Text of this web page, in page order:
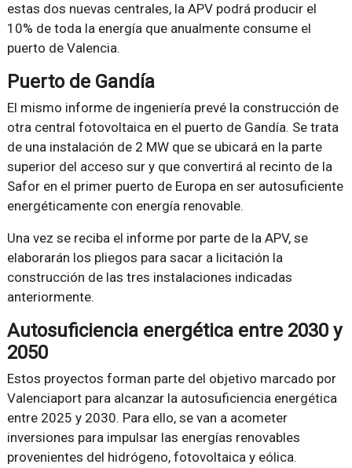
estas dos nuevas centrales, la APV podrá producir el
10% de toda la energía que anualmente consume el
puerto de Valencia.
Puerto de Gandía
El mismo informe de ingeniería prevé la construcción de
otra central fotovoltaica en el puerto de Gandía. Se trata
de una instalación de 2 MW que se ubicará en la parte
superior del acceso sur y que convertirá al recinto de la
Safor en el primer puerto de Europa en ser autosuficiente
energéticamente con energía renovable.
Una vez se reciba el informe por parte de la APV, se
elaborarán los pliegos para sacar a licitación la
construcción de las tres instalaciones indicadas
anteriormente.
Autosuficiencia energética entre 2030 y
2050
Estos proyectos forman parte del objetivo marcado por
Valenciaport para alcanzar la autosuficiencia energética
entre 2025 y 2030. Para ello, se van a acometer
inversiones para impulsar las energías renovables
provenientes del hidrógeno, fotovoltaica y eólica.